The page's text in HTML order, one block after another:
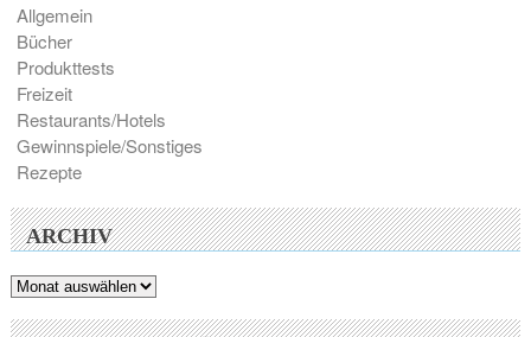
Allgemein
Bücher
Produkttests
Freizeit
Restaurants/Hotels
Gewinnspiele/Sonstiges
Rezepte
ARCHIV
Archiv